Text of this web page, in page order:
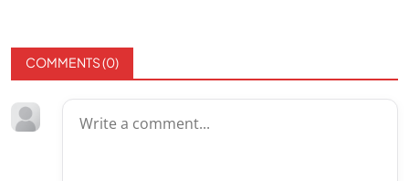
COMMENTS (0)